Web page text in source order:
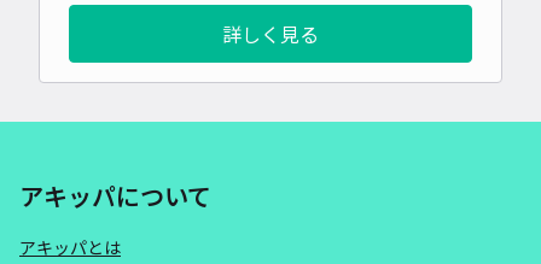
詳しく見る
アキッパについて
アキッパとは